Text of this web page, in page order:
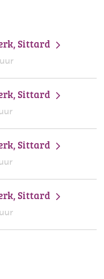
Sittard
Sittard
Sittard
Sittard